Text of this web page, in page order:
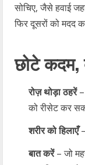
सोचिए, जैसे हवाई
फिर दूसरों को मदद
छोटे
रोज़ थोड़ा ठहरें–
को रीसेट कर
शरीर को हिलाएँ
बात करें– जो